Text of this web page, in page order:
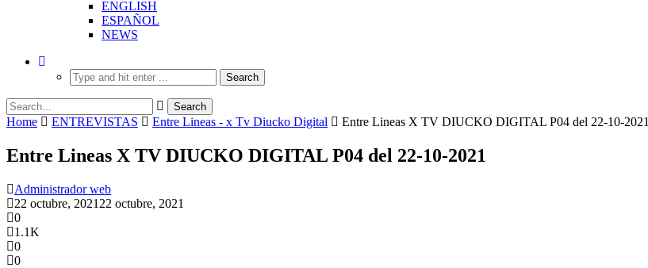
ENGLISH
ESPAÑOL
NEWS
Home ENTREVISTAS Entre Lineas - x Tv Diucko Digital Entre Lineas X TV DIUCKO DIGITAL P04 del 22-10-2021
Entre Lineas X TV DIUCKO DIGITAL P04 del 22-10-2021
Administrador web
22 octubre, 2021 22 octubre, 2021
0
1.1K
0
0